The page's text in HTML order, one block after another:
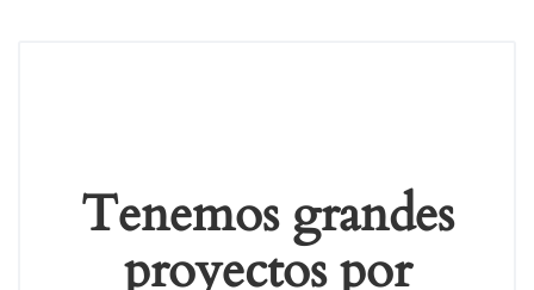
Tenemos grandes
proyectos por